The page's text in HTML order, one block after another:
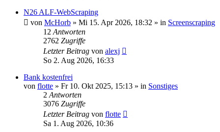
N26 ALF-WebScraping
von McHorb » Mi 15. Apr 2026, 18:32 » in Screenscraping
12 Antworten
2762 Zugriffe
Letzter Beitrag von alexj
So 2. Aug 2026, 16:33
Bank kostenfrei
von flotte » Fr 10. Okt 2025, 15:13 » in Sonstiges
2 Antworten
3076 Zugriffe
Letzter Beitrag von flotte
Sa 1. Aug 2026, 10:36